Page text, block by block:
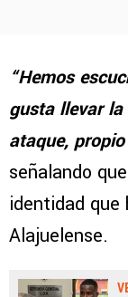
“Hemos
gusta llevar
ataque,
señalando
identidad
Alajuelense.